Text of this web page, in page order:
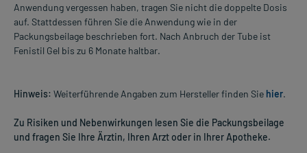
Anwendung vergessen haben, tragen Sie nicht die doppelte Dosis
auf. Stattdessen führen Sie die Anwendung wie in der
Packungsbeilage beschrieben fort. Nach Anbruch der Tube ist
Fenistil Gel bis zu 6 Monate haltbar.
Hinweis: Weiterführende Angaben zum Hersteller finden Sie hier.
Zu Risiken und Nebenwirkungen lesen Sie die Packungsbeilage
und fragen Sie Ihre Ärztin, Ihren Arzt oder in Ihrer Apotheke.